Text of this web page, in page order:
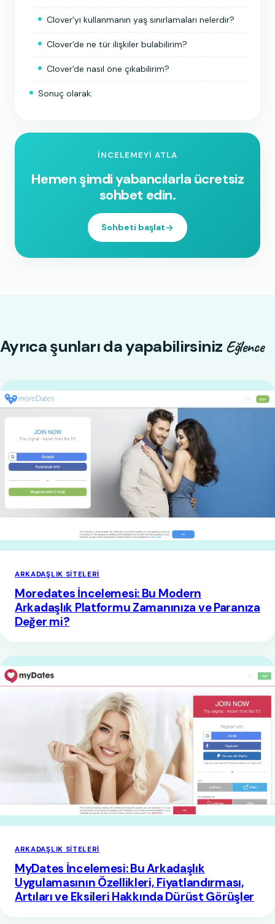
Clover'yi kullanmanın yaş sınırlamaları nelerdir?
Clover'de ne tür ilişkiler bulabilirim?
Clover'de nasıl öne çıkabilirim?
Sonuç olarak:
İNCELEMEYI ATLA
Hemen şimdi yabancılarla ücretsiz
sohbet edin.
Sohbeti başlat
Ayrıca şunları da yapabilirsiniz Eğlence
ARKADAŞLIK SITELERI
Moredates İncelemesi: Bu Modern
Arkadaşlık Platformu Zamanınıza ve Paranıza
Değer mi?
ARKADAŞLIK SITELERI
MyDates İncelemesi: Bu Arkadaşlık
Uygulamasının Özellikleri, Fiyatlandırması,
Artıları ve Eksileri Hakkında Dürüst Görüşler